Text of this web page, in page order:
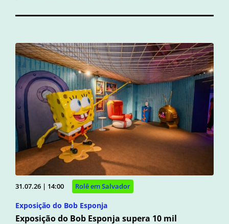
31.07.26 | 14:00 Rolê em Salvador
Exposição do Bob Esponja
Exposição do Bob Esponja supera 10 mil